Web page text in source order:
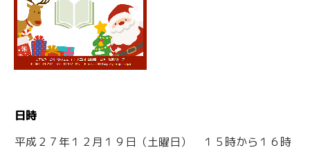
日時
平成２７年１２月１９日（土曜日） １５時から１６時